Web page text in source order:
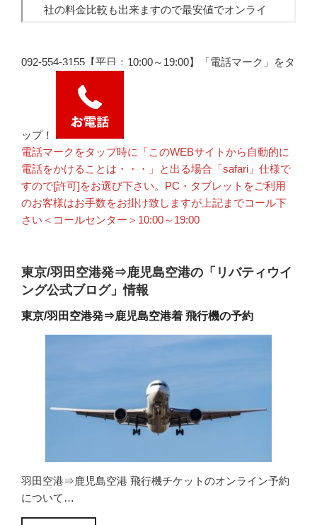
092-554-3155【平日：10:00～19:00】「電話マーク」をタ
ップ！
電話マークをタップ時に「このWEBサイトから自動的に
電話をかけることは・・・」と出る場合「safari」仕様で
すので[許可]をお選び下さい。PC・タブレットをご利用
のお客様はお手数をお掛け致しますが上記までコール下
さい＜コールセンター＞10:00～19:00
東京/羽田空港発⇒鹿児島空港の「リバティウイ
ング公式ブログ」情報
東京/羽田空港発⇒鹿児島空港着 飛行機の予約
羽田空港⇒鹿児島空港 飛行機チケットのオンライン予約
について…